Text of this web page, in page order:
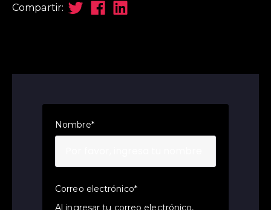
Compartir:
Nombre*
Correo electrónico*
Al ingresar tu correo electrónico,